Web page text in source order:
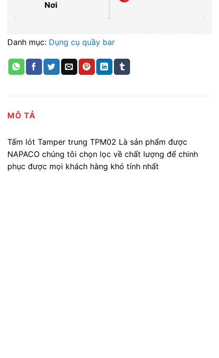
Nơi
Danh mục: Dụng cụ quầy bar
MÔ TẢ
Tấm lót Tamper trung TPM02 Là sản phẩm được
NAPACO chúng tôi chọn lọc về chất lượng để chinh
phục được mọi khách hàng khó tính nhất